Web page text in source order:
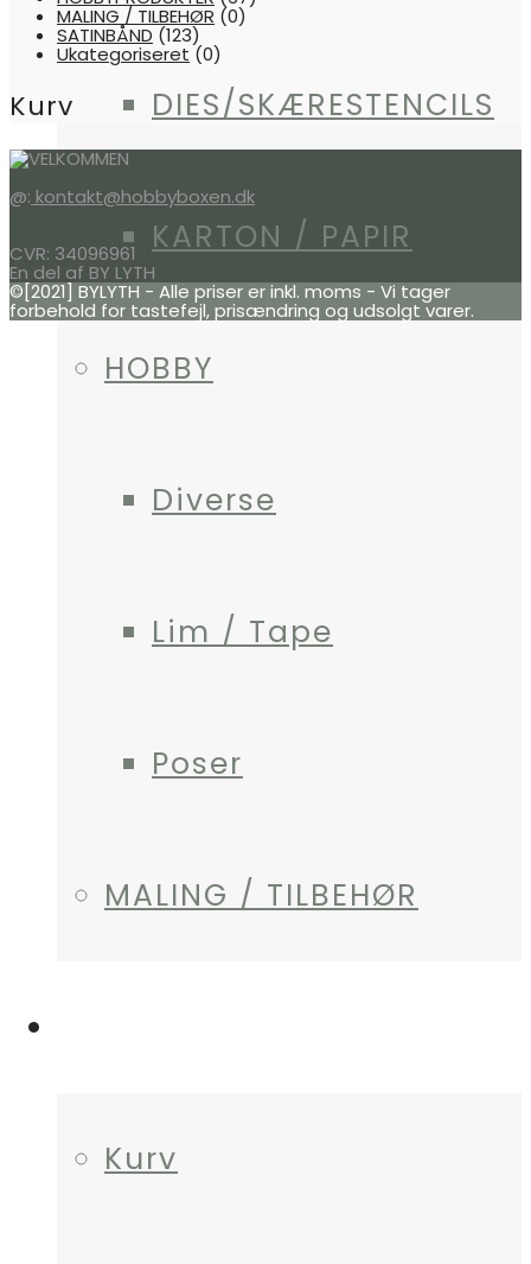
DIES/SKÆRESTENCILS
KARTON / PAPIR
HOBBY
Diverse
Lim / Tape
Poser
MALING / TILBEHØR
Kurv
MALING / TILBEHØR (0)
SATINBÅND (123)
Ukategoriseret (0)
Kurv
@: kontakt@hobbyboxen.dk
CVR: 34096961
En del af BY LYTH
©[2021] BYLYTH - Alle priser er inkl. moms - Vi tager
forbehold for tastefejl, prisændring og udsolgt varer.